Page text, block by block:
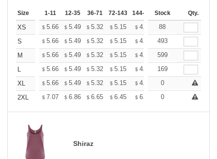
Size 1-11 12-35 36-71 72-143 144-287 288 + More
Stock Qty.
XS $ 5.66 $ 5.49 $ 5.32 $ 5.15 $ 4.99 $4.90
88
S
$ 5.66 $ 5.49 $ 5.32 $ 5.15 $ 4.99 $4.90
493
M
$ 5.66 $ 5.49 $ 5.32 $ 5.15 $ 4.99 $4.90
599
L
$ 5.66 $ 5.49 $ 5.32 $ 5.15 $ 4.99 $4.90
169
XL
$ 5.66 $ 5.49 $ 5.32 $ 5.15 $ 4.99 $ +
0
2XL
$ 7.07 $ 6.86 $ 6.65 $ 6.45 $ 6.24 $ +
0
Shiraz